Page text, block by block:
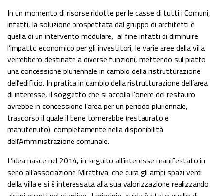
In un momento di risorse ridotte per le casse di tutti i Comuni,
infatti, la soluzione prospettata dal gruppo di architetti è
quella di un intervento modulare; al fine infatti di diminuire
l’impatto economico per gli investitori, le varie aree della villa
verrebbero destinate a diverse funzioni, mettendo sul piatto
una concessione pluriennale in cambio della ristrutturazione
dell’edificio. In pratica in cambio della ristrutturazione dell’area
di interesse, il soggetto che si accolla l’onere del restauro
avrebbe in concessione l’area per un periodo pluriennale,
trascorso il quale il bene tornerebbe (restaurato e
manutenuto) completamente nella disponibilità
dell’Amministrazione comunale.
L’idea nasce nel 2014, in seguito all’interesse manifestato in
seno all’associazione Mirattiva, che cura gli ampi spazi verdi
della villa e si è interessata alla sua valorizzazione realizzando